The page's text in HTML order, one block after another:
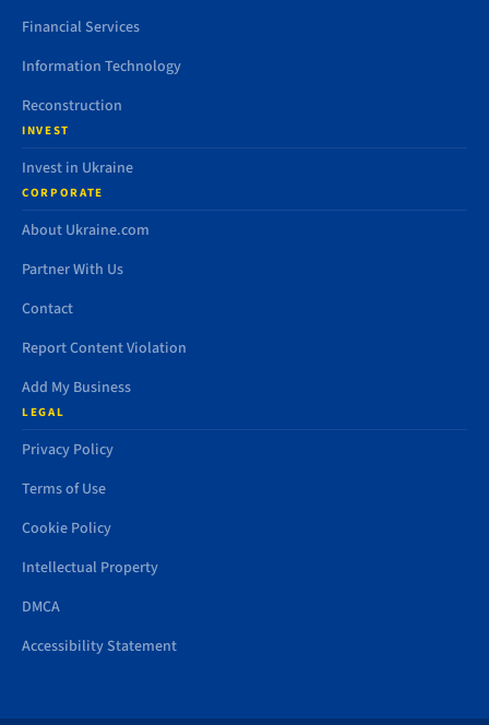
Financial Services
Information Technology
Reconstruction
INVEST
Invest in Ukraine
CORPORATE
About Ukraine.com
Partner With Us
Contact
Report Content Violation
Add My Business
LEGAL
Privacy Policy
Terms of Use
Cookie Policy
Intellectual Property
DMCA
Accessibility Statement